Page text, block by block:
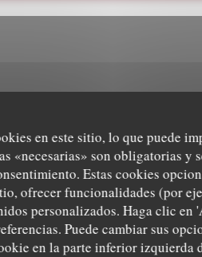
en este sitio, lo que puede
«necesarias» son obligatorias y
Estas cookies
ofrecer funcionalidades (por
personalizados. Haga clic en
Puede cambiar sus
en la parte inferior izquierda
las cookies de Waze Map (Google). Estas
ubicación.
Permitir